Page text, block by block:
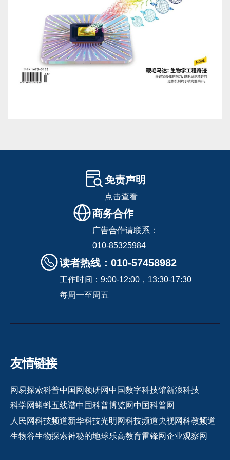
免责声明
点击查看
商务合作
广告合作请联系：
010-85325984
读者热线：010-57458982
工作时间：9:00-12:00，13:30-17:30
每周一至周五
友情链接
网易探索科普中国网领研网中国数字科技馆新浪科技
科学网蝌蚪五线谱中国科普博览网中国科普网
人民网科技频道新华科技光明网科技频道央视网科教频道
生物谷生物探索神秘的地球乐高教育雷锋网企业观察网